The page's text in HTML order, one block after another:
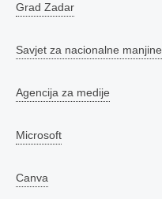
Grad Zadar
Savjet za nacionalne manjine
Agencija za medije
Microsoft
Canva